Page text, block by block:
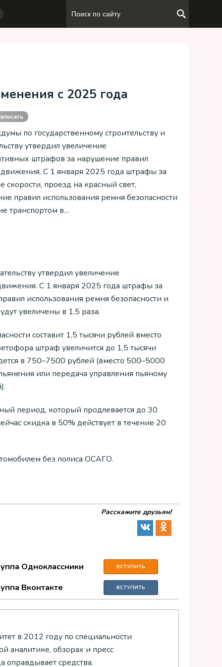
с 2025 года
по государственному строительству и
утвердил увеличение
штрафов за нарушение правил
С 1 января 2025 года штрафы за
скорости, проезд на красный свет,
правил использования ремня безопасности
транспортом в…
утвердил увеличение
С 1 января 2025 года штрафы за
использования ремня безопасности и
увеличены в 1,5 раза.
составит 1,5 тысячи рублей вместо
штраф увеличится до 1,5 тысячи
в 750–7500 рублей (вместо 500–5000
или передача управления пьяному
период, который продлевается до 30
скидка в 50% действует в течение 20
без полиса ОСАГО.
Расскажите друзьям!
Одноклассники ВСТУПИТЬ
Вконтакте ВСТУПИТЬ
в 2012 году по специальности
аналитике, обзорах и пресс
оправдывает средства.